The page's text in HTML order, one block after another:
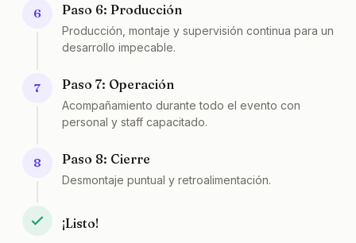
6 Paso 6: Producción
Producción, montaje y supervisión continua para un
desarrollo impecable.
7 Paso 7: Operación
Acompañamiento durante todo el evento con
personal y staff capacitado.
8 Paso 8: Cierre
Desmontaje puntual y retroalimentación.
¡Listo!